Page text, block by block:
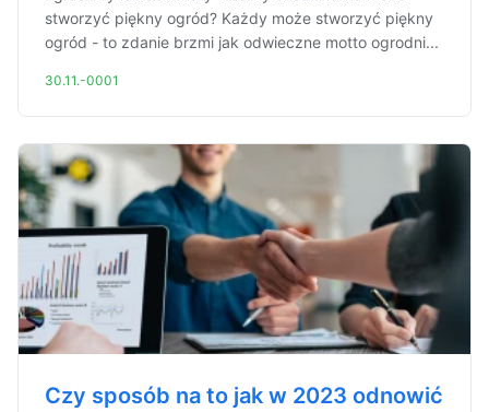
stworzyć piękny ogród? Każdy może stworzyć piękny
ogród - to zdanie brzmi jak odwieczne motto ogrodni...
30.11.-0001
Czy sposób na to jak w 2023 odnowić